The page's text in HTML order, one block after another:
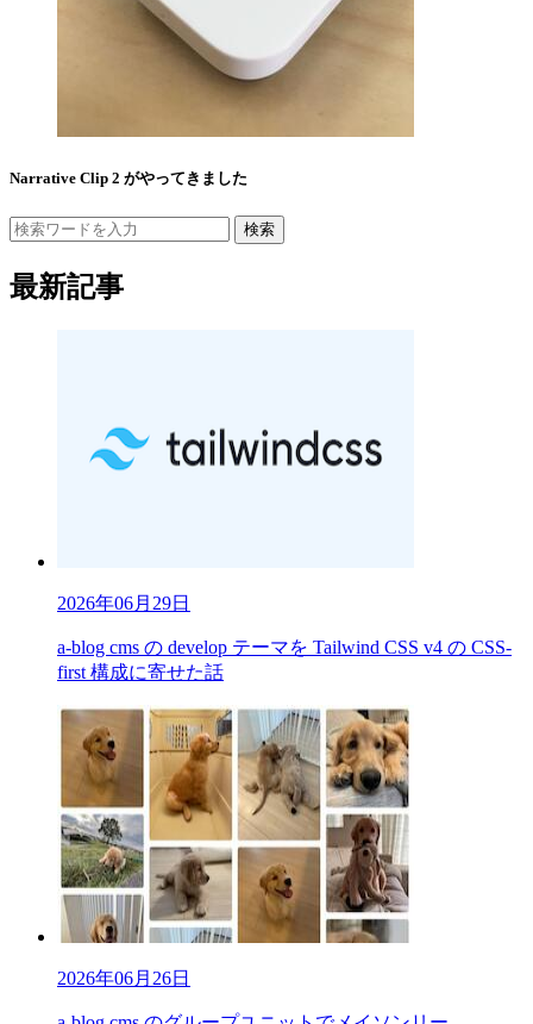
Narrative Clip 2 がやってきました
検索
最新記事
2026年06月29日
a-blog cms の develop テーマを Tailwind CSS v4 の CSS-
first 構成に寄せた話
2026年06月26日